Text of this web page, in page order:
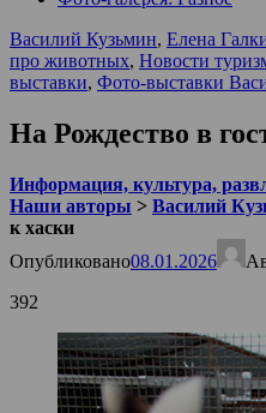
Василий Кузьмин, Елена
про животных, Новости
выставки, Фото-выставки
На Рождество в
Информация, культура,
Наши авторы > Василий
к хаски
Опубликовано08.01.2026
392